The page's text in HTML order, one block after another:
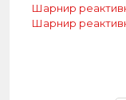
Шарнир
Шарнир